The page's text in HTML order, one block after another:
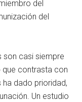
del
del
son casi siempre
contrasta con
dado prioridad,
Un estudio